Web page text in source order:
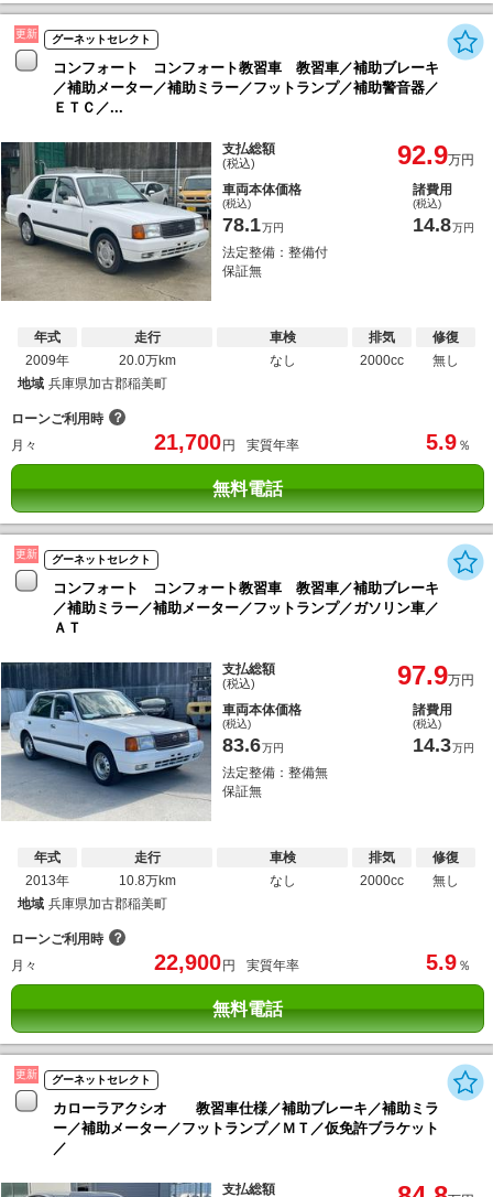
更新 グーネットセレクト
コンフォート コンフォート教習車 教習車／補助ブレーキ
／補助メーター／補助ミラー／フットランプ／補助警音器／
ＥＴＣ／...
支払総額
(税込) 92.9万円
車両本体価格
(税込)
78.1万円
諸費用
(税込)
14.8万円
法定整備：整備付
保証無
年式
2009年
走行
20.0万km
車検
なし
排気
2000cc
修復
無し
地域 兵庫県加古郡稲美町
ローンご利用時 ？
月々
21,700 円 実質年率 5.9 ％
無料電話
更新 グーネットセレクト
コンフォート コンフォート教習車 教習車／補助ブレーキ
／補助ミラー／補助メーター／フットランプ／ガソリン車／
ＡＴ
支払総額
(税込) 97.9万円
車両本体価格
(税込)
83.6万円
諸費用
(税込)
14.3万円
法定整備：整備無
保証無
年式
2013年
走行
10.8万km
車検
なし
排気
2000cc
修復
無し
地域 兵庫県加古郡稲美町
ローンご利用時 ？
月々
22,900 円 実質年率 5.9 ％
無料電話
更新 グーネットセレクト
カローラアクシオ 教習車仕様／補助ブレーキ／補助ミラ
ー／補助メーター／フットランプ／ＭＴ／仮免許ブラケット
／
支払総額